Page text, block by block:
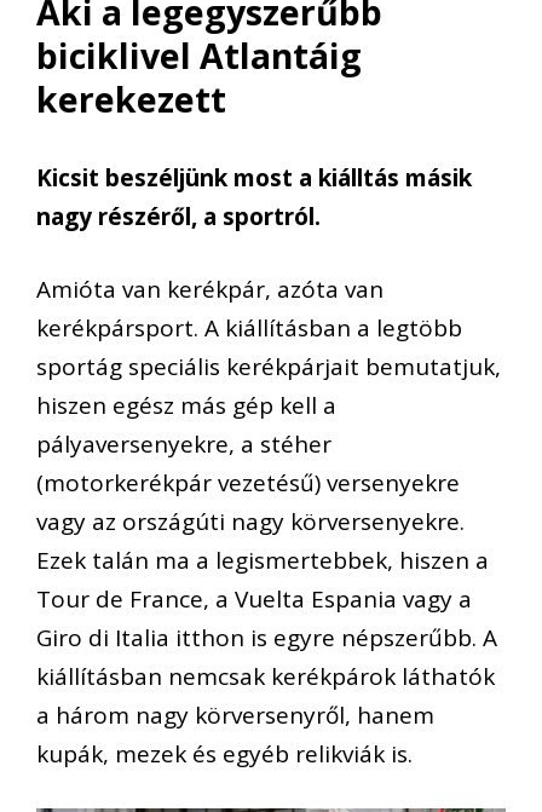
Aki a legegyszerűbb
biciklivel Atlantáig
kerekezett
Kicsit beszéljünk most a kiálltás másik
nagy részéről, a sportról.
Amióta van kerékpár, azóta van
kerékpársport. A kiállításban a legtöbb
sportág speciális kerékpárjait bemutatjuk,
hiszen egész más gép kell a
pályaversenyekre, a stéher
(motorkerékpár vezetésű) versenyekre
vagy az országúti nagy körversenyekre.
Ezek talán ma a legismertebbek, hiszen a
Tour de France, a Vuelta Espania vagy a
Giro di Italia itthon is egyre népszerűbb. A
kiállításban nemcsak kerékpárok láthatók
a három nagy körversenyről, hanem
kupák, mezek és egyéb relikviák is.